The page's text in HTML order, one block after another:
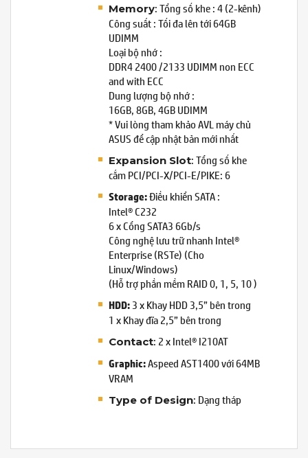
Memory: Tổng số khe : 4 (2-kênh)
Công suất : Tối đa lên tới 64GB
UDIMM
Loại bộ nhớ :
DDR4 2400 /2133 UDIMM non ECC
and with ECC
Dung lượng bộ nhớ :
16GB, 8GB, 4GB UDIMM
* Vui lòng tham khảo AVL máy chủ
ASUS để cập nhật bản mới nhất
Expansion Slot: Tổng số khe
cắm PCI/PCI-X/PCI-E/PIKE: 6
Storage:Điều khiển SATA :
Intel® C232
6 x Cổng SATA3 6Gb/s
Công nghệ lưu trữ nhanh Intel®
Enterprise (RSTe) (Cho
Linux/Windows)
(Hỗ trợ phần mềm RAID 0, 1, 5, 10 )
HDD:3 x Khay HDD 3,5” bên trong
1 x Khay đĩa 2,5” bên trong
Contact: 2 x Intel® I210AT
Graphic:Aspeed AST1400 với 64MB
VRAM
Type of Design: Dạng tháp